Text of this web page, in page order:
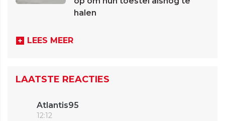
halen
LEES MEER
LAATSTE REACTIES
Atlantis95
12:12